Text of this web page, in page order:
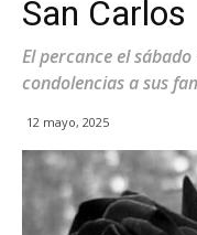
San Carlos
El percance el
condolencias a sus
12 mayo, 2025